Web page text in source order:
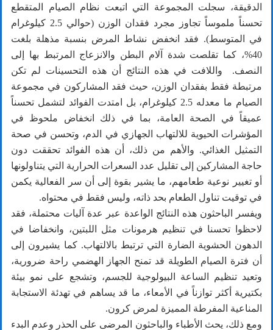
الدقيقة، سجلت المجموعة التي اتبعت نظام الصيام المتقطع
تحسناً ملموساً تجاوز مجرد فقدان الوزن (حوالي 2.5 كيلوغرام
في المتوسط). فقد انخفض نشاط المرض بنسبة مذهلة بلغت
40%، كما تقلصت شدة آلام البطن والانزعاج المرتبط بها إلى
النصف. واللافت في هذه النتائج أن هذه التحسينات لم تكن
مرتبطة فقط بفقدان الوزن، حيث فقد المشاركون في مجموعة
الصيام ما معدله 2.5 كيلوغرام، بل امتدت الفوائد لتشمل تحسناً
عميقاً في الصحة العامة، بما في ذلك انخفاض ملحوظ في
المؤشرات الحيوية للالتهاب الجهازي في الدم، وتحسن في صحة
التمثيل الغذائي. والأهم من ذلك، أن هذه الفوائد تحققت دون
حاجة المشاركين إلى تقليل عدد السعرات الحرارية التي يتناولونها
أو تغيير نوعية طعامهم، ما يشير بقوة إلى أن سر الفعالية يكمن
في توقيت تناول الطعام بحد ذاته، وليس فقط في محتواه.
ويفسر الباحثون هذه النتائج الواعدة عبر عدة آليات محتملة، فقد
لاحظوا تحسنا في تنظيم هرمونات مثل اللبتين، وانخفاضا في
الدهون الحشوية الضارة التي ترتبط بالالتهاب. كما يشيرون إلى
أن فترة الصيام الطويلة قد تمنح الجهاز الهضمي راحة ضرورية،
وتعيد تنظيم الساعة البيولوجية للجسم، وتشجع على نمو بيئة
بكتيرية أكثر توازناً في الأمعاء، ما قد يساهم في تهدئة الاستجابة
المناعية المفرطة المميزة لمرض كرون.
ومع ذلك، يحث الأطباء والباحثون المرضى على الحذر وعدم البدء